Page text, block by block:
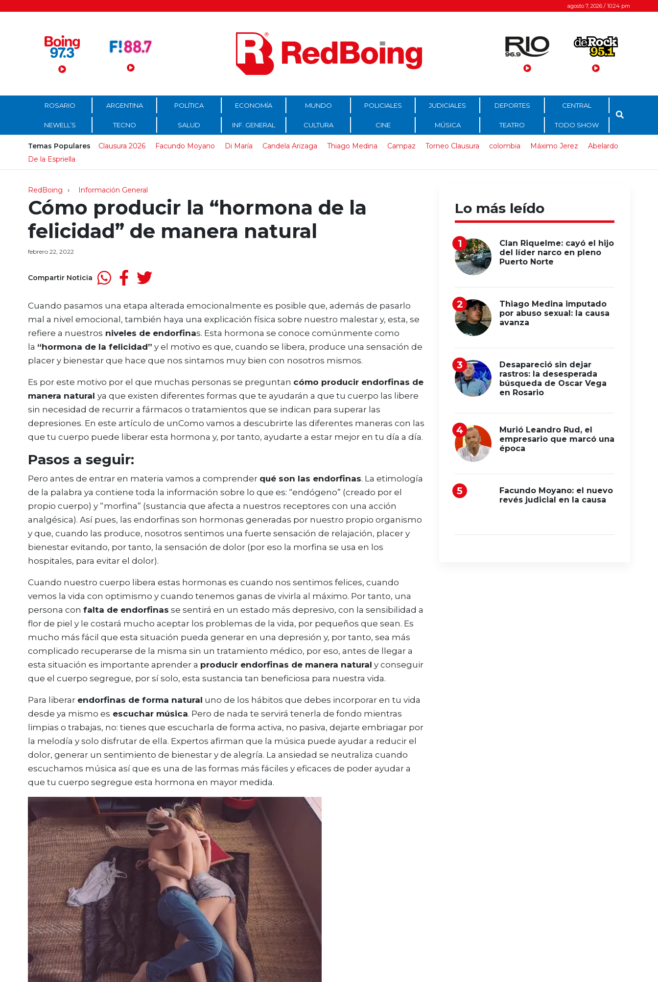
Menú Principal agosto 7, 2026 / 10:24 pm
ROSARIO ARGENTINA POLÍTICA ECONOMÍA MUNDO POLICIALES JUDICIALES DEPORTES CENTRAL
NEWELL’S TECNO SALUD INF. GENERAL CULTURA CINE MÚSICA TEATRO TODO SHOW
Temas Populares Clausura 2026 Facundo Moyano Di María Candela Arizaga Thiago Medina Campaz Torneo Clausura colombia Máximo Jerez
Abelardo
De la Espriella
RedBoing Información General
Cómo producir la “hormona de la
felicidad” de manera natural
febrero 22, 2022
Compartir Noticia
Cuando pasamos una etapa alterada emocionalmente es posible que, además de pasarlo
mal a nivel emocional, también haya una explicación física sobre nuestro malestar y, esta, se
refiere a nuestros niveles de endorfinas. Esta hormona se conoce comúnmente como
la “hormona de la felicidad” y el motivo es que, cuando se libera, produce una sensación de
placer y bienestar que hace que nos sintamos muy bien con nosotros mismos.
Es por este motivo por el que muchas personas se preguntan cómo producir endorfinas de
manera natural ya que existen diferentes formas que te ayudarán a que tu cuerpo las libere
sin necesidad de recurrir a fármacos o tratamientos que se indican para superar las
depresiones. En este artículo de unComo vamos a descubrirte las diferentes maneras con las
que tu cuerpo puede liberar esta hormona y, por tanto, ayudarte a estar mejor en tu día a día.
Pasos a seguir:
Pero antes de entrar en materia vamos a comprender qué son las endorfinas. La etimología
de la palabra ya contiene toda la información sobre lo que es: “endógeno” (creado por el
propio cuerpo) y “morfina” (sustancia que afecta a nuestros receptores con una acción
analgésica). Así pues, las endorfinas son hormonas generadas por nuestro propio organismo
y que, cuando las produce, nosotros sentimos una fuerte sensación de relajación, placer y
bienestar evitando, por tanto, la sensación de dolor (por eso la morfina se usa en los
hospitales, para evitar el dolor).
Cuando nuestro cuerpo libera estas hormonas es cuando nos sentimos felices, cuando
vemos la vida con optimismo y cuando tenemos ganas de vivirla al máximo. Por tanto, una
persona con falta de endorfinas se sentirá en un estado más depresivo, con la sensibilidad a
flor de piel y le costará mucho aceptar los problemas de la vida, por pequeños que sean. Es
mucho más fácil que esta situación pueda generar en una depresión y, por tanto, sea más
complicado recuperarse de la misma sin un tratamiento médico, por eso, antes de llegar a
esta situación es importante aprender a producir endorfinas de manera natural y conseguir
que el cuerpo segregue, por sí solo, esta sustancia tan beneficiosa para nuestra vida.
Para liberar endorfinas de forma natural uno de los hábitos que debes incorporar en tu vida
desde ya mismo es escuchar música. Pero de nada te servirá tenerla de fondo mientras
limpias o trabajas, no: tienes que escucharla de forma activa, no pasiva, dejarte embriagar por
la melodía y solo disfrutar de ella. Expertos afirman que la música puede ayudar a reducir el
dolor, generar un sentimiento de bienestar y de alegría. La ansiedad se neutraliza cuando
escuchamos música así que es una de las formas más fáciles y eficaces de poder ayudar a
que tu cuerpo segregue esta hormona en mayor medida.
Lo más leído
Clan Riquelme: cayó el hijo
del líder narco en pleno
Puerto Norte
Thiago Medina imputado
por abuso sexual: la causa
avanza
Desapareció sin dejar
rastros: la desesperada
búsqueda de Oscar Vega
en Rosario
Murió Leandro Rud, el
empresario que marcó una
época
Facundo Moyano: el nuevo
revés judicial en la causa